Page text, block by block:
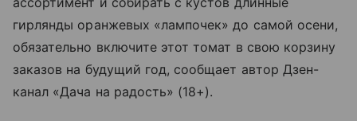
гирлянды оранжевых «лампочек» до самой осени,
обязательно включите этот томат в свою корзину
заказов на будущий год, сообщает автор Дзен-
канал «Дача на радость» (18+).